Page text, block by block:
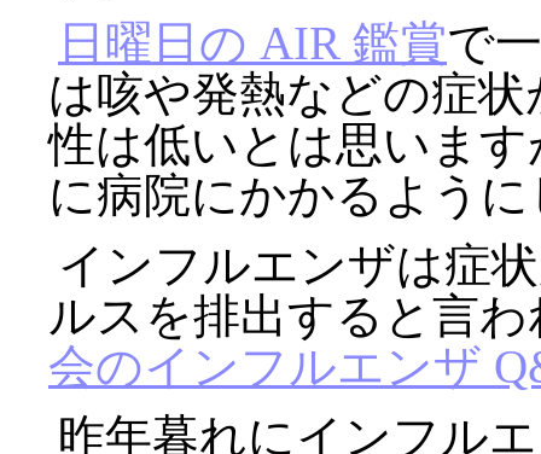
日曜日の AIR 鑑賞で
は咳や発熱などの症
性は低いとは思いま
に病院にかかるよう
インフルエンザは症
ルスを排出すると言
会のインフルエンザ
昨年暮れにインフル